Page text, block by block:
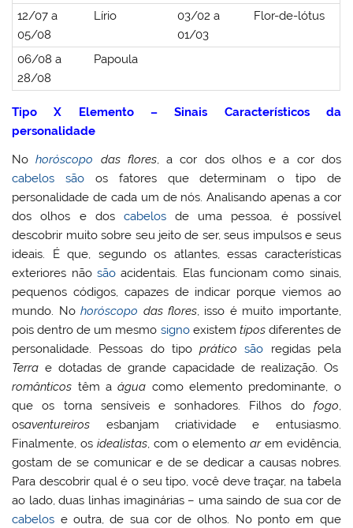
12/07 a
05/08
Lírio
03/02 a
01/03
Flor-de-lótus
06/08 a
28/08
Papoula
Tipo X Elemento – Sinais Característicos da
personalidade
Nohoróscopo das flores, a cor dos olhos e a cor dos
cabelos
são os fatores que determinam o tipo de
personalidade de cada um de nós. Analisando apenas a cor
dos olhos e dos cabelosde uma pessoa, é possível
descobrir muito sobre seu jeito de ser, seus impulsos e seus
ideais. É que, segundo os atlantes, essas características
exteriores não sãoacidentais. Elas funcionam como sinais,
pequenos códigos, capazes de indicar porque viemos ao
mundo. Nohoróscopo das flores, isso é muito importante,
pois dentro de um mesmo signoexistem tiposdiferentes de
personalidade. Pessoas do tipoprático são regidas pela
Terra e dotadas de grande capacidade de realização. Os
românticos têm aágua como elemento predominante, o
que os torna sensíveis e sonhadores. Filhos dofogo,
osaventureiros esbanjam criatividade e entusiasmo.
Finalmente, os idealistas, com o elementoarem evidência,
gostam de se comunicar e de se dedicar a causas nobres.
Para descobrir qual é o seu tipo, você deve traçar, na tabela
ao lado, duas linhas imaginárias – uma saindo de sua cor de
cabelos e outra, de sua cor de olhos. No ponto em que